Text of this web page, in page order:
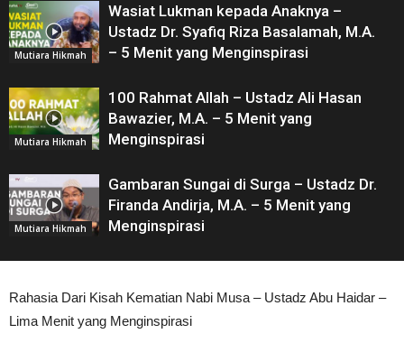
Mutiara Hikmah
Wasiat Lukman kepada Anaknya –
Ustadz Dr. Syafiq Riza Basalamah, M.A.
– 5 Menit yang Menginspirasi
Mutiara Hikmah
100 Rahmat Allah – Ustadz Ali Hasan
Bawazier, M.A. – 5 Menit yang
Menginspirasi
Mutiara Hikmah
Gambaran Sungai di Surga – Ustadz Dr.
Firanda Andirja, M.A. – 5 Menit yang
Menginspirasi
Rahasia Dari Kisah Kematian Nabi Musa – Ustadz Abu Haidar –
Lima Menit yang Menginspirasi